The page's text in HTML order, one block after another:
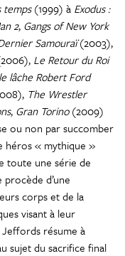
temps(1999) à Exodus :
2, Gangs of New York
Samouraï(2003),
Le Retour du Roi
lâche Robert Ford
The Wrestler
, Gran Torino(2009)
ou non par succomber
héros « mythique »
toute une série de
procède d’une
corps et de la
visant à leur
résume à
sujet du sacrifice final